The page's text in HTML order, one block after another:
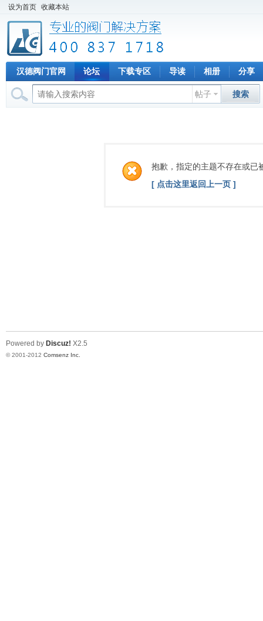
设为首页 收藏本站
汉德阀门官网 论坛 下载专区 导读 相册 分享
帖子 搜索
抱歉，指定的主题不存在或已
[ 点击这里返回上一页 ]
Powered by Discuz! X2.5
© 2001-2012 Comsenz Inc.